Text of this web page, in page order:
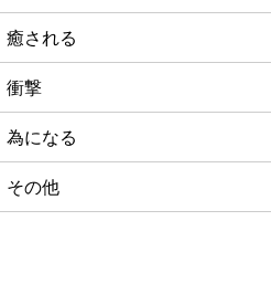
癒される
衝撃
為になる
その他